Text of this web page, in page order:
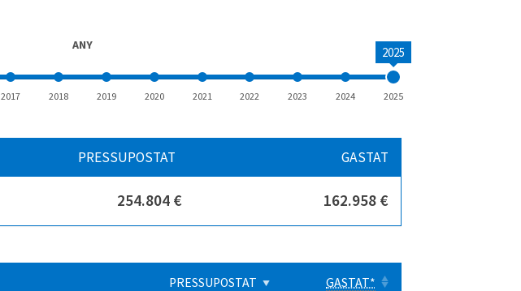
ANY 2025
2017 2018 2019 2020 2021 2022 2023 2024 2025
PRESSUPOSTAT GASTAT
254.804 € 162.958 €
PRESSUPOSTAT GASTAT*